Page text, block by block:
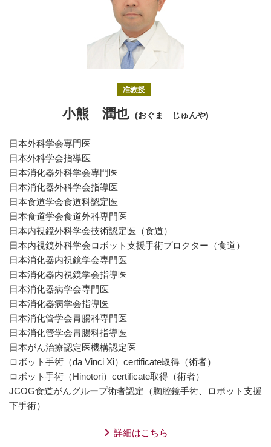
准教授
小熊 潤也 (おぐま じゅんや)
日本外科学会専門医
日本外科学会指導医
日本消化器外科学会専門医
日本消化器外科学会指導医
日本食道学会食道科認定医
日本食道学会食道外科専門医
日本内視鏡外科学会技術認定医（食道）
日本内視鏡外科学会ロボット支援手術プロクター（食道）
日本消化器内視鏡学会専門医
日本消化器内視鏡学会指導医
日本消化器病学会専門医
日本消化器病学会指導医
日本消化管学会胃腸科専門医
日本消化管学会胃腸科指導医
日本がん治療認定医機構認定医
ロボット手術（da Vinci Xi）certificate取得（術者）
ロボット手術（Hinotori）certificate取得（術者）
JCOG食道がんグループ術者認定（胸腔鏡手術、ロボット支援
下手術）
詳細はこちら